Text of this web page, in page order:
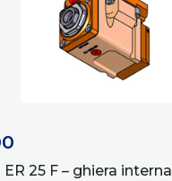
25 F – ghiera interna